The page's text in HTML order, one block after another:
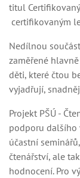
titul
certifikovaným
Nedílnou
zaměřené
děti, které čtou
vyjadřují,
Projekt PŠÚ -
podporu dalšího
účastní
čtenářství, ale
hodnocení. Pro